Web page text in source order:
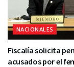
NACIONALES
Fiscalía solicita
acusados por el